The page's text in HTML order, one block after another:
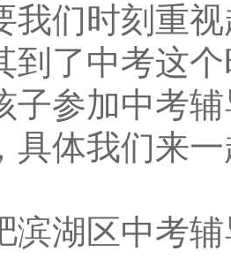
我们时刻重
到了中考这
子参加中考
具体我们来
湖区中考辅